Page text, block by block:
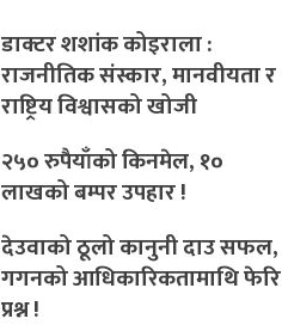
डाक्टर शशांक कोइराला :
राजनीतिक संस्कार, मानवीयता र
राष्ट्रिय विश्वासको खोजी
२५० रुपैयाँको किनमेल, १०
लाखको बम्पर उपहार !
देउवाको ठूलो कानुनी दाउ सफल,
गगनको आधिकारिकतामाथि फेरि
प्रश्न !